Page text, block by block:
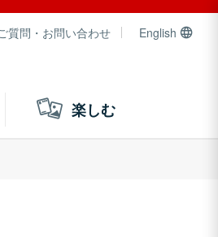
質問・お問い合わせ English
楽しむ